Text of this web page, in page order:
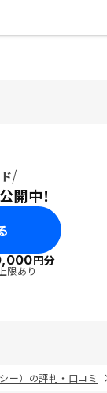
開中！
円分
限あり
ー）の評判・口コミ